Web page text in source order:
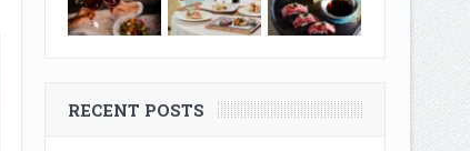
RECENT POSTS